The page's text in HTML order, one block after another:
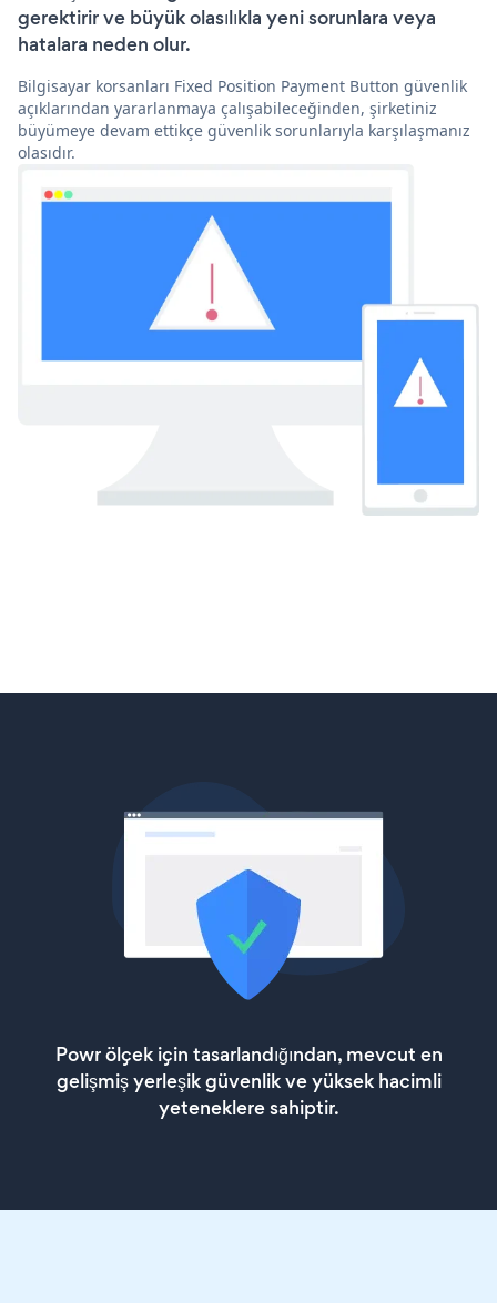
gerektirir ve büyük olasılıkla yeni sorunlara veya
hatalara neden olur.
Bilgisayar korsanları Fixed Position Payment Button güvenlik
açıklarından yararlanmaya çalışabileceğinden, şirketiniz
büyümeye devam ettikçe güvenlik sorunlarıyla karşılaşmanız
olasıdır.
Powr ölçek için tasarlandığından, mevcut en
gelişmiş yerleşik güvenlik ve yüksek hacimli
yeteneklere sahiptir.